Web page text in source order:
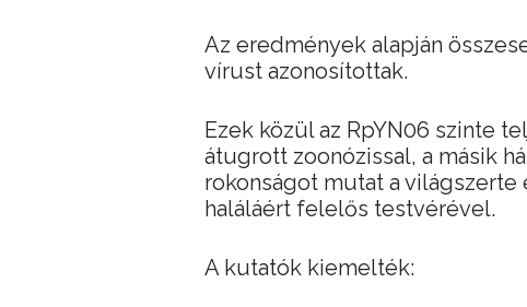
Az eredmények alapján
vírust azonosítottak.
Ezek közül az RpYN06 szinte
átugrott zoonózissal, a másik
rokonságot mutat a
haláláért felelős testvérével.
A kutatók kiemelték: